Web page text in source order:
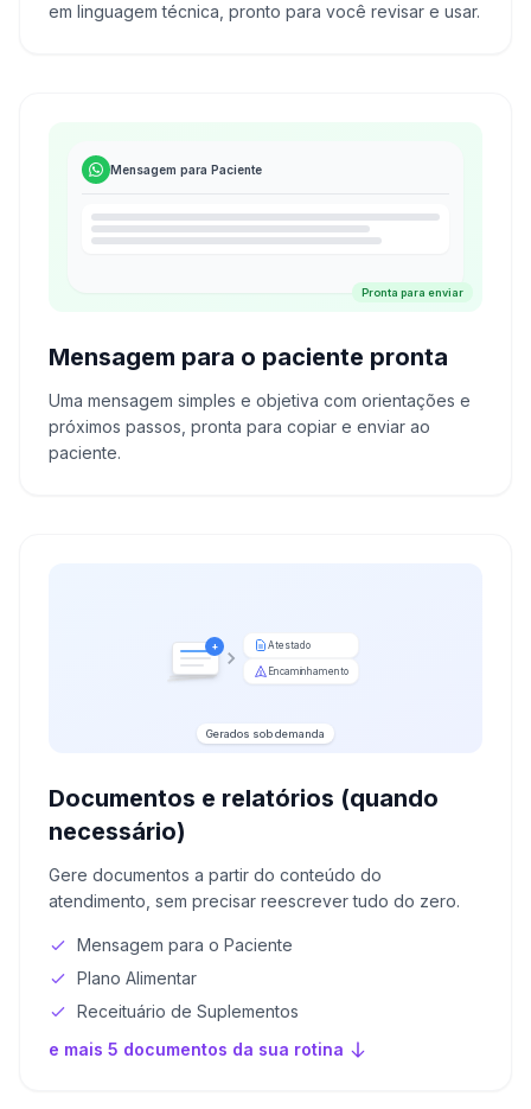
em linguagem técnica, pronto para você revisar e usar.
Mensagem para Paciente
Pronta para enviar
Mensagem para o paciente pronta
Uma mensagem simples e objetiva com orientações e
próximos passos, pronta para copiar e enviar ao
paciente.
+ Atestado
Encaminhamento
Gerados sob demanda
Documentos e relatórios (quando
necessário)
Gere documentos a partir do conteúdo do
atendimento, sem precisar reescrever tudo do zero.
Mensagem para o Paciente
Plano Alimentar
Receituário de Suplementos
e mais 5 documentos da sua rotina